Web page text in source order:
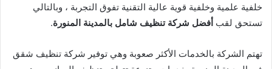
خلفية علمية وخلفية قوية عالية التقنية تفوق التجربة ، وبالتالي
تستحق لقب أفضل شركة تنظيف شامل بالمدينة المنورة.
تهتم الشركة بالخدمات الأكثر صعوبة وهي توفير شركة تنظيف شقق